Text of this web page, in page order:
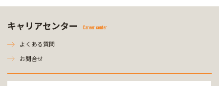
キャリアセンター Career center
よくある質問
お問合せ